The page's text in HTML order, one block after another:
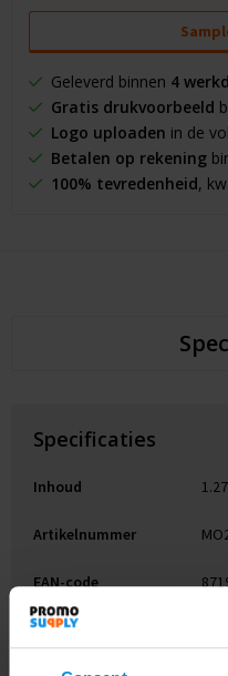
Geleverd binnen 4
Gratis drukvoorbeeld
Logo uploaden in de
Betalen op rekening
100% tevredenheid,
Specificaties
Inhoud
Artikelnummer
EAN-code
Merk